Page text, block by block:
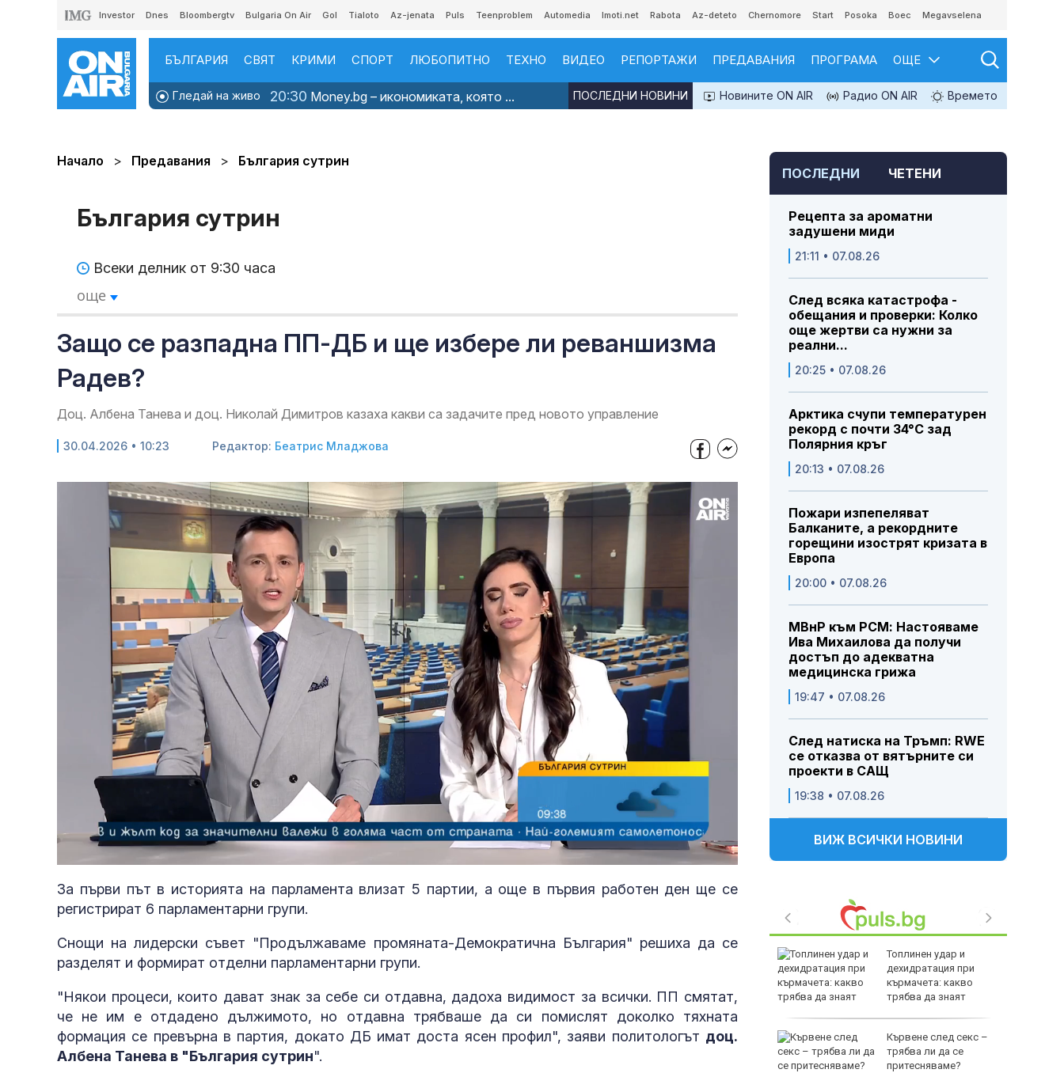
Investor Dnes Bloombergtv Bulgaria On Air Gol Tialoto Az-jenata Puls Teenproblem Automedia Imoti.net Rabota Az-deteto Chernomore Start Posoka Boec Megavselena
БЪЛГАРИЯ СВЯТ КРИМИ СПОРТ ЛЮБОПИТНО ТЕХНО ВИДЕО РЕПОРТАЖИ ПРЕДАВАНИЯ ПРОГРАМА ОЩЕ
Гледай на живо 20:30 Money.bg – икономиката, която ... Новините ON AIR Радио ON AIR Времето
ПОСЛЕДНИ НОВИНИ
Начало Предавания България сутрин
България сутрин
Всеки делник от 9:30 часа
още
Защо се разпадна ПП-ДБ и ще избере ли реваншизма
Радев?
Доц. Албена Танева и доц. Николай Димитров казаха какви са задачите пред новото управление
30.04.2026 • 10:23 Редактор: Беатрис Младжова
Loaded:
За първи път в историята на парламента влизат 5 партии, а още в първия работен ден ще се
регистрират 6 парламентарни групи.
Снощи на лидерски съвет "Продължаваме промяната-Демократична България" решиха да се
разделят и формират отделни парламентарни групи.
"Някои процеси, които дават знак за себе си отдавна, дадоха видимост за всички. ПП смятат,
че не им е отдадено дължимото, но отдавна трябваше да си помислят доколко тяхната
формация се превърна в партия, докато ДБ имат доста ясен профил", заяви политологът доц.
Албена Танева в "България сутрин".
ПОСЛЕДНИ ЧЕТЕНИ
Рецепта за ароматни
задушени миди
21:11 • 07.08.26
След всяка катастрофа -
обещания и проверки: Колко
още жертви са нужни за
реални...
20:25 • 07.08.26
Арктика счупи температурен
рекорд с почти 34°C зад
Полярния кръг
20:13 • 07.08.26
Пожари изпепеляват
Балканите, а рекордните
горещини изострят кризата в
Европа
20:00 • 07.08.26
МВнР към РСМ: Настояваме
Ива Михаилова да получи
достъп до адекватна
медицинска грижа
19:47 • 07.08.26
След натиска на Тръмп: RWE
се отказва от вятърните си
проекти в САЩ
19:38 • 07.08.26
ВИЖ ВСИЧКИ НОВИНИ
Администрацията на
НЛО
Антонио Бандерас:
Топлинен удар и
дехидратация при
кърмачета: какво
трябва да знаят
Кървене след секс –
трябва ли да се
притесняваме?